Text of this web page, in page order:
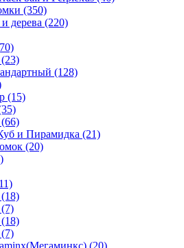
(350)
дерева (220)
(23)
(128)
(15)
(66)
и Пирамидка (21)
(20)
(18)
(7)
(18)
(7)